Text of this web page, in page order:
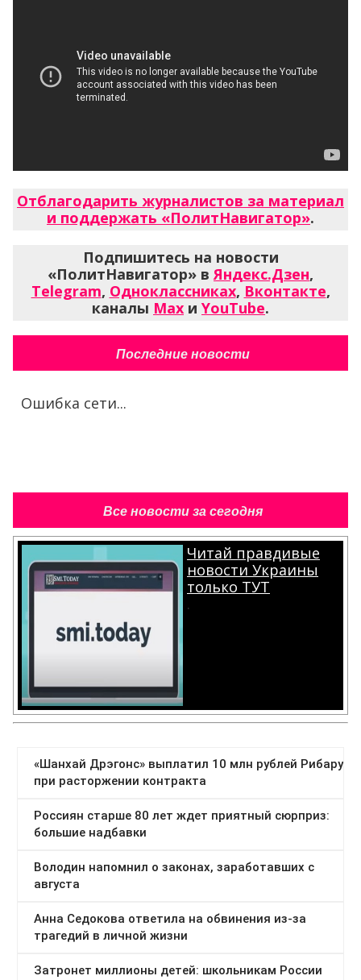
Отблагодарить журналистов за материал
и поддержать «ПолитНавигатор».
Подпишитесь на новости
«ПолитНавигатор» вЯндекс.Дзен,
Telegram, Одноклассниках, Вконтакте,
каналы Max и YouTube.
Последние новости
Ошибка сети...
Все новости за сегодня
Читай правдивые
новости Украины
только ТУТ
.